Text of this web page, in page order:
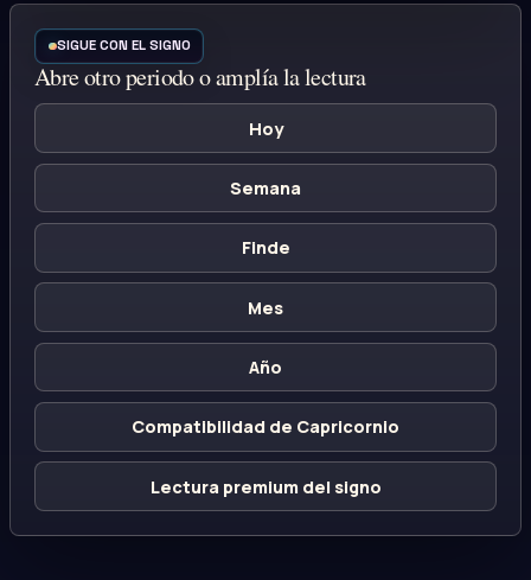
SIGUE CON EL SIGNO
Abre otro periodo o amplía la lectura
Hoy
Semana
Finde
Mes
Año
Compatibilidad de Capricornio
Lectura premium del signo